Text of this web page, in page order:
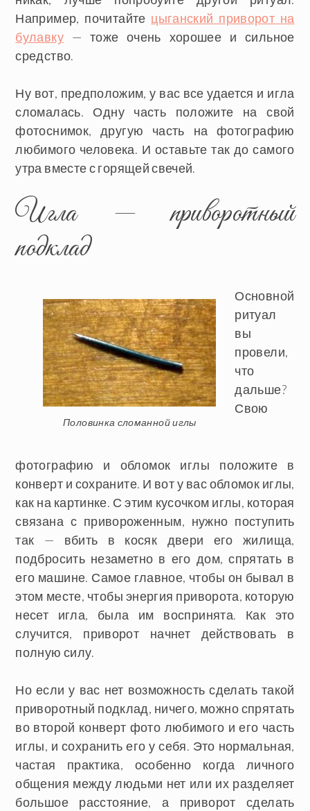
Например, почитайте цыганский приворот на
булавку— тоже очень хорошее и сильное
средство.
Ну вот, предположим, у вас все удается и игла
сломалась. Одну часть положите на свой
фотоснимок, другую часть на фотографию
любимого человека. И оставьте так до самого
утра вместе с горящей свечей.
Игла — приворотный
подклад
Половинка сломанной иглы
Основной
ритуал
вы
провели,
что
дальше?
Свою
фотографию и обломок иглы положите в
конверт и сохраните. И вот у вас обломок иглы,
как на картинке. С этим кусочком иглы, которая
связана с привороженным, нужно поступить
так — вбить в косяк двери его жилища,
подбросить незаметно в его дом, спрятать в
его машине. Самое главное, чтобы он бывал в
этом месте, чтобы энергия приворота, которую
несет игла, была им воспринята. Как это
случится, приворот начнет действовать в
полную силу.
Но если у вас нет возможность сделать такой
приворотный подклад, ничего, можно спрятать
во второй конверт фото любимого и его часть
иглы, и сохранить его у себя. Это нормальная,
частая практика, особенно когда личного
общения между людьми нет или их разделяет
большое расстояние, а приворот сделать